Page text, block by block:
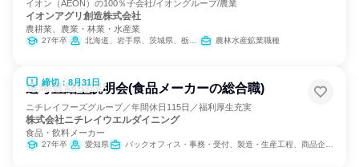
イオン（AEON）の100％子会社/イオングループ/農業
イオンアグリ創造株式会社
農耕業、農業・林業・水産業
27年卒 北海道、岩手県、茨城県、栃木県、埼玉県、千葉県、石川県、福井県、山梨県、三重県、兵庫県、島根県、広島県、徳島県、大分県 農林水産鉱業職種
締切：8月31日
選考直結型説明会(食品メーカーの総合職)
ニチレイフーズグループ／年間休日115日／福利厚生充実
株式会社ニチレイウエルダイニング
食品・飲料メーカー
27年卒 愛知県 バックオフィス・事務・受付、製造・生産工程、商品企画、経理/税務/財務、人事、総務、法務/知財、建築/土木/プラント専門職